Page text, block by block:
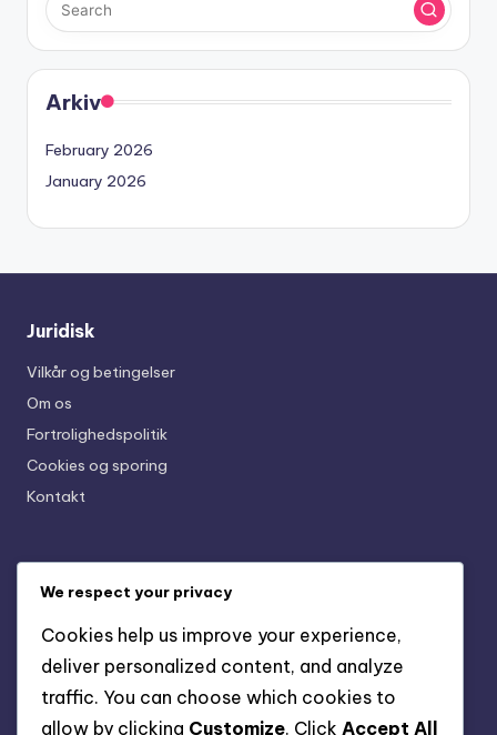
Arkiv
February 2026
January 2026
Juridisk
Vilkår og betingelser
Om os
Fortrolighedspolitik
Cookies og sporing
Kontakt
Fleksibilitet
Professionelle kunstige jordspidser: Ydeevne,
holdbarhed, stil
We respect your privacy
Cookies help us improve your experience,
deliver personalized content, and analyze
traffic. You can choose which cookies to
allow by clicking Customize. Click Accept All